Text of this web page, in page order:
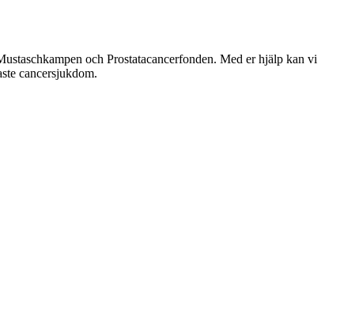
och Prostatacancerfonden. Med er hjälp kan vi
cancersjukdom.